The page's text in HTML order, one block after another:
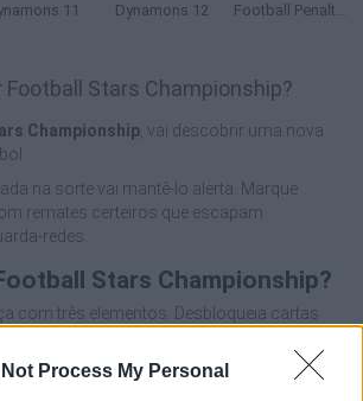
Not Process My Personal
11 Dynamons 12 Football Penalty 2026
Football Stars Championship?
Championship , vai descobrir uma nova
na sorte vai mantê-lo alerta. Marque
remates certeiros que escapam
redes.
Stars Championship?
com três elementos. Desbloqueia cartas
e atire a bola para a baliza do
pontos. Além disso, quando abres as